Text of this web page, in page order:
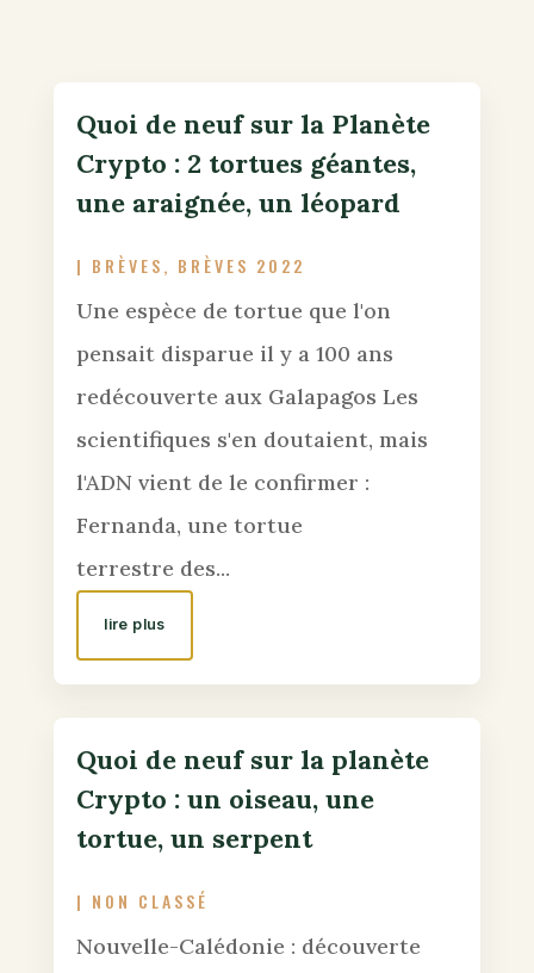
Quoi de neuf sur la Planète
Crypto : 2 tortues géantes,
une araignée, un léopard
| BRÈVES, BRÈVES 2022
Une espèce de tortue que l'on
pensait disparue il y a 100 ans
redécouverte aux Galapagos Les
scientifiques s'en doutaient, mais
l'ADN vient de le confirmer :
Fernanda, une tortue
terrestre des...
lire plus
Quoi de neuf sur la planète
Crypto : un oiseau, une
tortue, un serpent
| NON CLASSÉ
Nouvelle-Calédonie : découverte